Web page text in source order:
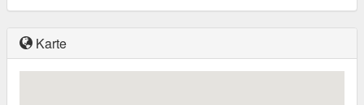
Karte